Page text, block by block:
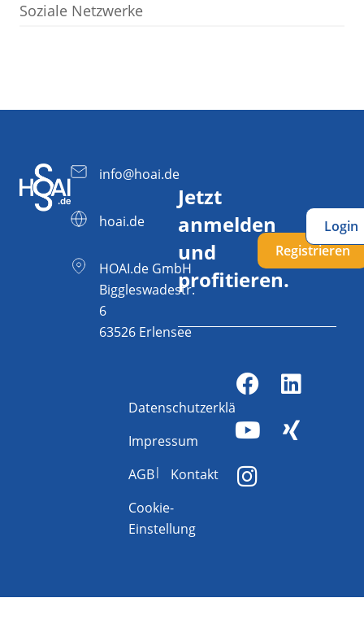
Soziale Netzwerke
info@hoai.de
hoai.de
HOAI.de GmbH
Biggleswadestr.
6
63526 Erlensee
Jetzt
anmelden
und
profitieren.
Registrieren
Login
Datenschutzerklärung
Impressum
AGB
Kontakt
Cookie-
Einstellung